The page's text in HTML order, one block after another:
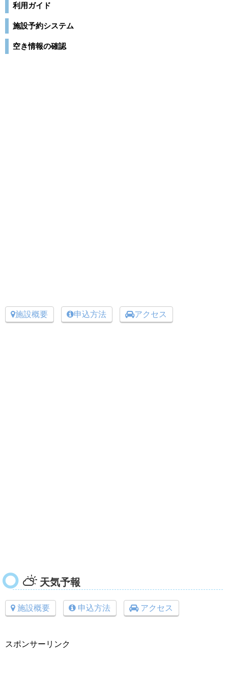
利用ガイド
施設予約システム
空き情報の確認
施設概要 申込方法 アクセス
天気予報
施設概要 申込方法 アクセス
スポンサーリンク